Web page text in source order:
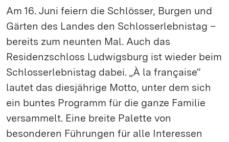
Am 16. Juni feiern die Schlösser, Burgen und
Gärten des Landes den Schlosserlebnistag –
bereits zum neunten Mal. Auch das
Residenzschloss Ludwigsburg ist wieder beim
Schlosserlebnistag dabei. „À la française“
lautet das diesjährige Motto, unter dem sich
ein buntes Programm für die ganze Familie
versammelt. Eine breite Palette von
besonderen Führungen für alle Interessen